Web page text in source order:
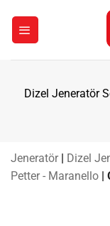
Dizel Jeneratör
Jeneratör | Dizel
Petter - Maranello |